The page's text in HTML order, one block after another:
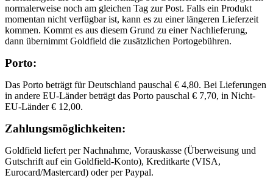
normalerweise noch am gleichen Tag zur Post. Falls ein Produkt
momentan nicht verfügbar ist, kann es zu einer längeren Lieferzeit
kommen. Kommt es aus diesem Grund zu einer Nachlieferung,
dann übernimmt Goldfield die zusätzlichen Portogebühren.
Porto:
Das Porto beträgt für Deutschland pauschal € 4,80. Bei Lieferungen
in andere EU-Länder beträgt das Porto pauschal € 7,70, in Nicht-
EU-Länder € 12,00.
Zahlungsmöglichkeiten:
Goldfield liefert per Nachnahme, Vorauskasse (Überweisung und
Gutschrift auf ein Goldfield-Konto), Kreditkarte (VISA,
Eurocard/Mastercard) oder per Paypal.